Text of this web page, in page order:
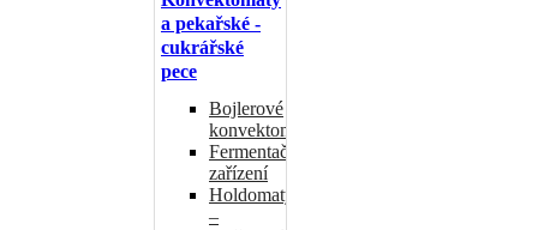
a pekařské -
cukrářské
pece
Bojlerové
konvektomaty
Fermentační
zařízení
Holdomaty
–